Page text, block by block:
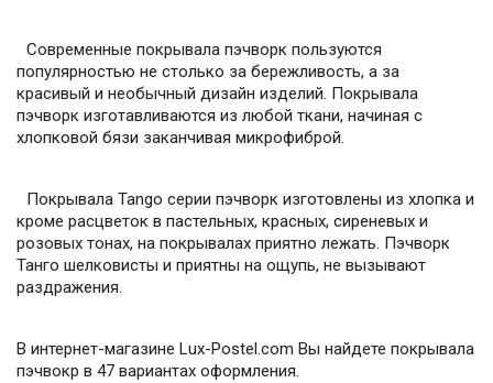
Современные покрывала пэчворк пользуются
популярностью не столько за бережливость, а за
красивый и необычный дизайн изделий. Покрывала
пэчворк изготавливаются из любой ткани, начиная с
хлопковой бязи заканчивая микрофиброй.
Покрывала Tango серии пэчворк изготовлены из хлопка и
кроме расцветок в пастельных, красных, сиреневых и
розовых тонах, на покрывалах приятно лежать. Пэчворк
Танго шелковисты и приятны на ощупь, не вызывают
раздражения.
В интернет-магазине Lux-Postel.com Вы найдете покрывала
пэчвокр в 47 вариантах оформления.